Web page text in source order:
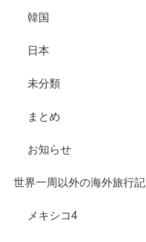
韓国
日本
未分類
まとめ
お知らせ
世界一周以外の海外旅行記
メキシコ4